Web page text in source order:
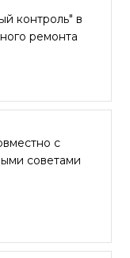
контроль" в
ремонта
с
советами